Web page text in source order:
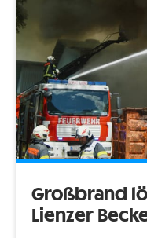
Großbrand
Lienzer